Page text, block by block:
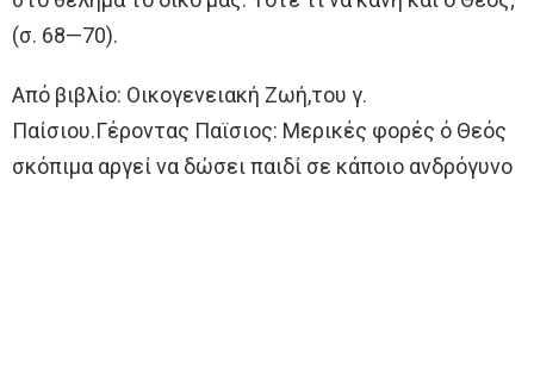
(σ. 68—70).
Από βιβλίο: Οικογενειακή Ζωή,του γ.
Παίσιου.Γέροντας Παϊσιος: Μερικές φορές ό Θεός
σκόπιμα αργεί να δώσει παιδί σε κάποιο ανδρόγυνο